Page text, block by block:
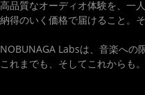
高品質なオーディオ体験を、一
納得のいく価格で届けること。
NOBUNAGA Labsは、音楽への
これまでも、そしてこれからも